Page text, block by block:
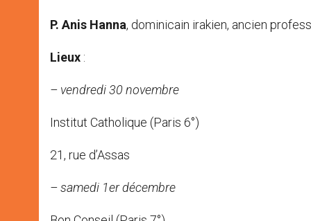
P. Anis Hanna, dominicain irakien, ancien
Lieux :
– vendredi 30 novembre
Institut Catholique (Paris 6°)
21, rue d’Assas
– samedi 1erdécembre